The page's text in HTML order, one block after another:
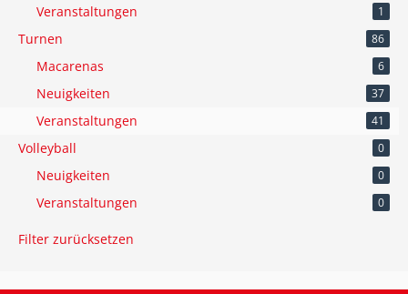
Veranstaltungen 1
Turnen 86
Macarenas 6
Neuigkeiten 37
Veranstaltungen 41
Volleyball 0
Neuigkeiten 0
Veranstaltungen 0
Filter zurücksetzen